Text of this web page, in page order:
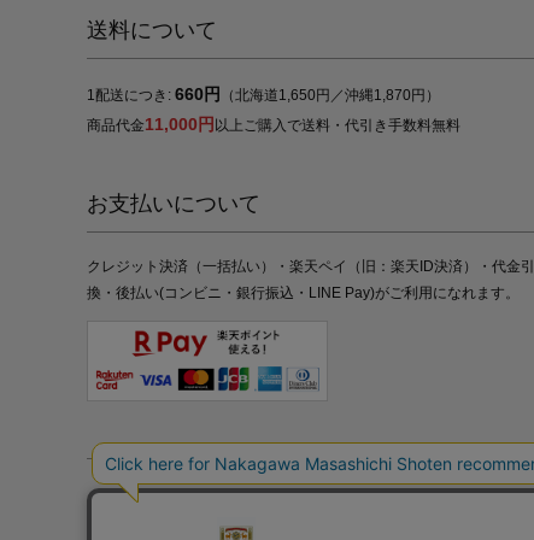
送料について
1配送につき: 660円
（北海道1,650円／沖縄1,870円）
商品代金11,000円 以上ご購入で送料・代引き手数料無料
お支払いについて
クレジット決済（一括払い）・楽天ペイ（旧：楽天ID決済）・代金引
換・後払い(コンビニ・銀行振込・LINE Pay)がご利用になれます。